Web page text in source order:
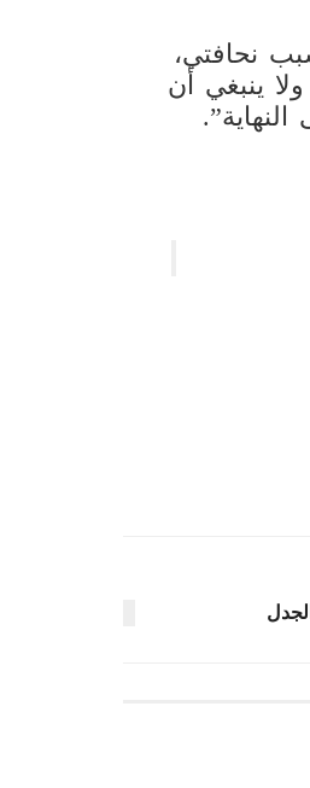
نحافتي،
ينبغي أن